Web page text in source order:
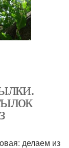
делаем из